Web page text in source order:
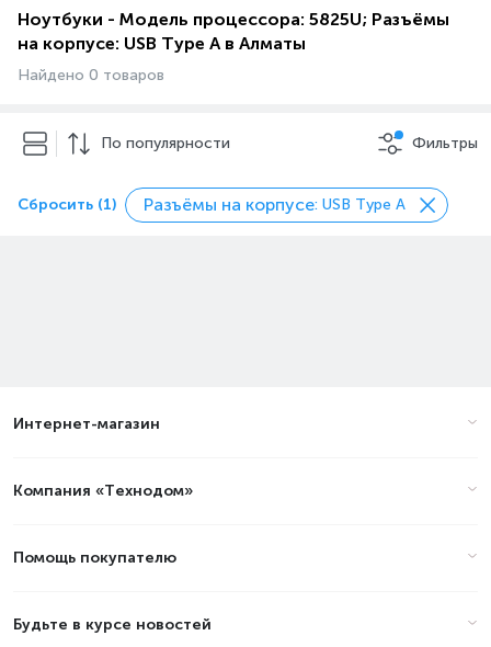
Ноутбуки - Модель процессора: 5825U; Разъёмы
на корпусе: USB Type A в Алматы
Найдено 0 товаров
По популярности Фильтры
Сбросить (1) Разъёмы на корпусе: USB Type A
Интернет-магазин
Компания «Технодом»
Помощь покупателю
Будьте в курсе новостей